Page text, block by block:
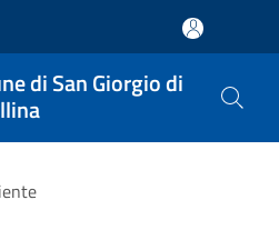
di San Giorgio di